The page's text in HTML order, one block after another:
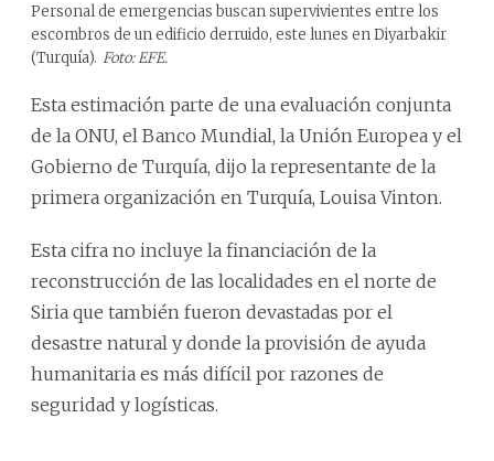
Personal de emergencias buscan supervivientes entre los
escombros de un edificio derruido, este lunes en Diyarbakir
(Turquía). Foto: EFE.
Esta estimación parte de una evaluación conjunta
de la ONU, el Banco Mundial, la Unión Europea y el
Gobierno de Turquía, dijo la representante de la
primera organización en Turquía, Louisa Vinton.
Esta cifra no incluye la financiación de la
reconstrucción de las localidades en el norte de
Siria que también fueron devastadas por el
desastre natural y donde la provisión de ayuda
humanitaria es más difícil por razones de
seguridad y logísticas.